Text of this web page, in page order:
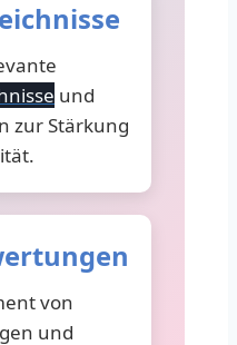
und
zur Stärkung
von
und